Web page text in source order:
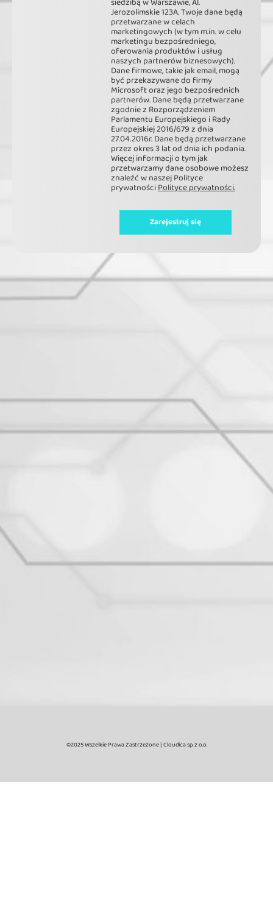
Jerozolimskie 123A. Twoje dane będą
przetwarzane w celach
marketingowych (w tym m.in. w celu
marketingu bezpośredniego,
oferowania produktów i usług
naszych partnerów biznesowych).
Dane firmowe, takie jak email, mogą
być przekazywane do firmy
Microsoft oraz jego bezpośrednich
partnerów. Dane będą przetwarzane
zgodnie z Rozporządzeniem
Parlamentu Europejskiego i Rady
Europejskiej 2016/679 z dnia
27.04.2016r. Dane będą przetwarzane
przez okres 3 lat od dnia ich podania.
Więcej informacji o tym jak
przetwarzamy dane osobowe możesz
znaleźć w naszej Polityce
prywatnościPolityce prywatności.
Zarejestruj się
©2025 Wszelkie Prawa Zastrzeżone | Cloudica sp. z o.o.